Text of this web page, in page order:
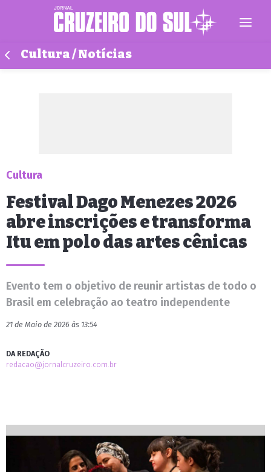
Cultura / Notícias
Cultura
Festival Dago Menezes 2026
abre inscrições e transforma
Itu em polo das artes cênicas
Evento tem o objetivo de reunir artistas de todo o
Brasil em celebração ao teatro independente
21 de Maio de 2026 às 13:54
DA REDAÇÃO
redacao@jornalcruzeiro.com.br